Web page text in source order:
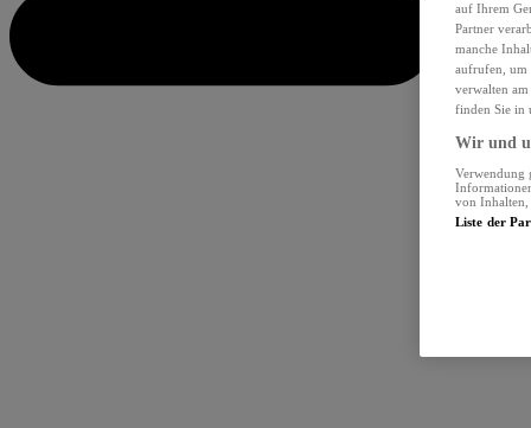
auf Ihrem
Partner
manche
aufrufen, um
verwalten
finden Sie in
Wir und
Verwendung
von Inhalten,
Liste der